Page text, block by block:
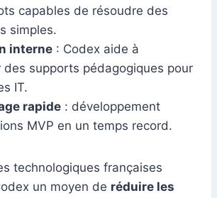
capables de résoudre des
simples.
interne : Codex aide à
des supports pédagogiques pour
IT.
rapide : développement
MVP en un temps record.
technologiques françaises
un moyen de réduire les